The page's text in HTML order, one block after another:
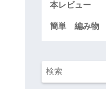
本レビュー
簡単 編み物